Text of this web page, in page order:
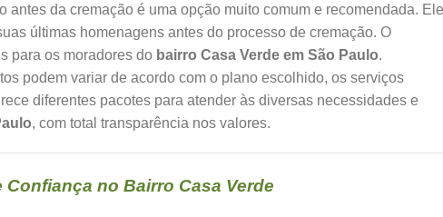
antes da cremação é uma opção muito comum e recomendada. Ele
últimas homenagens antes do processo de cremação. O
para os moradores do bairro Casa Verde em São Paulo.
podem variar de acordo com o plano escolhido, os serviços
diferentes pacotes para atender às diversas necessidades e
, com total transparência nos valores.
no Bairro Casa Verde